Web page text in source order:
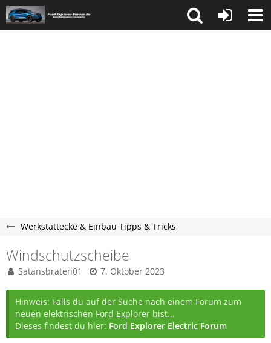
Werkstattecke & Einbau Tipps & Tricks
Windschutzscheibe
Satansbraten01 7. Oktober 2023
Hinweis: Falls du auf der Suche nach einem Forum zum
neuen elektrischen Ford Explorer bist...
Dieses findest du hier: Ford Explorer Electric Forum